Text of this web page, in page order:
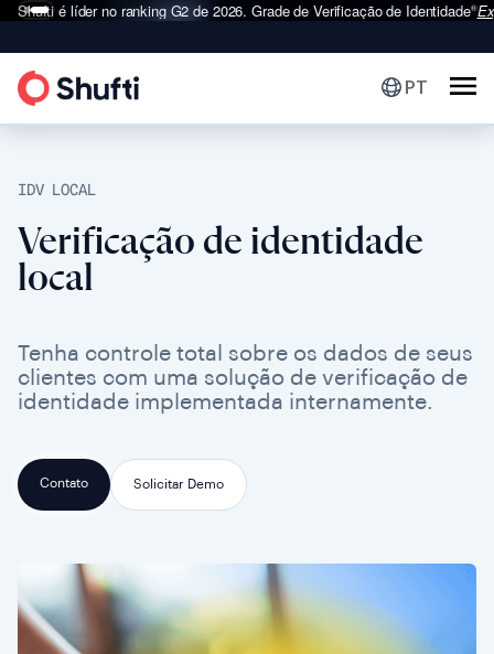
Shufti é líder no ranking G2 de 2026. Grade de Verificação de Identidade®
PT
IDV LOCAL
Verificação de identidade
local
Tenha controle total sobre os dados de seus
clientes com uma solução de verificação de
identidade implementada internamente.
Contato Solicitar Demo